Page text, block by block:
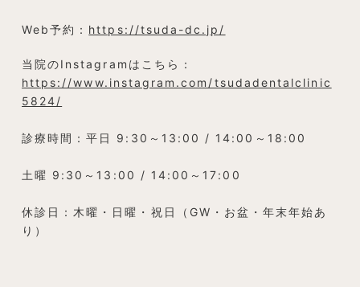
Web予約： https://tsuda-dc.jp/
当院のInstagramはこちら：
https://www.instagram.com/tsudadentalclinic
5824/
診療時間：平日 9:30～13:00 / 14:00～18:00
土曜 9:30～13:00 / 14:00～17:00
休診日：木曜・日曜・祝日（GW・お盆・年末年始あ
り）